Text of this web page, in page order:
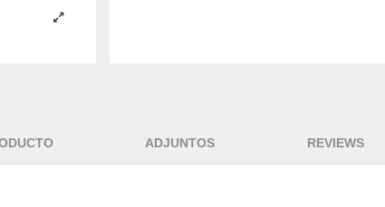
ADJUNTOS REVIEWS